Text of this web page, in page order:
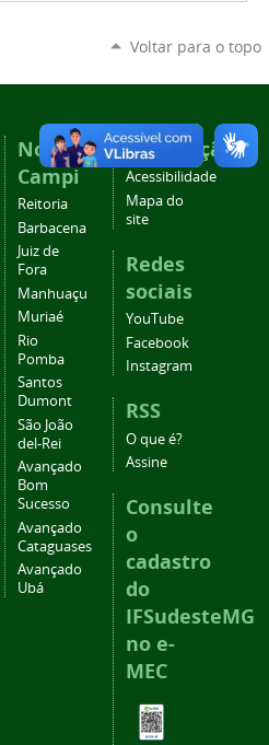
Voltar para o topo
Nossos
Campi
Reitoria
Barbacena
Juiz de
Fora
Manhuaçu
Muriaé
Rio
Pomba
Santos
Dumont
São João
del-Rei
Avançado
Bom
Sucesso
Avançado
Cataguases
Avançado
Ubá
Navegação
Acessibilidade
Mapa do
site
Redes
sociais
YouTube
Facebook
Instagram
RSS
O que é?
Assine
Consulte
o
cadastro
do
IFSudesteMG
no e-
MEC